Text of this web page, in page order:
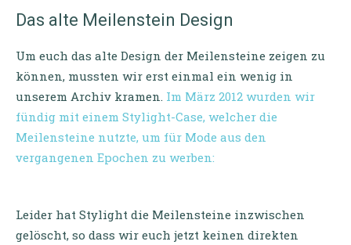
Das alte Meilenstein Design
Um euch das alte Design der Meilensteine zeigen zu
können, mussten wir erst einmal ein wenig in
unserem Archiv kramen. Im März 2012 wurden wir
fündig mit einem Stylight-Case, welcher die
Meilensteine nutzte, um für Mode aus den
vergangenen Epochen zu werben:
Leider hat Stylight die Meilensteine inzwischen
gelöscht, so dass wir euch jetzt keinen direkten